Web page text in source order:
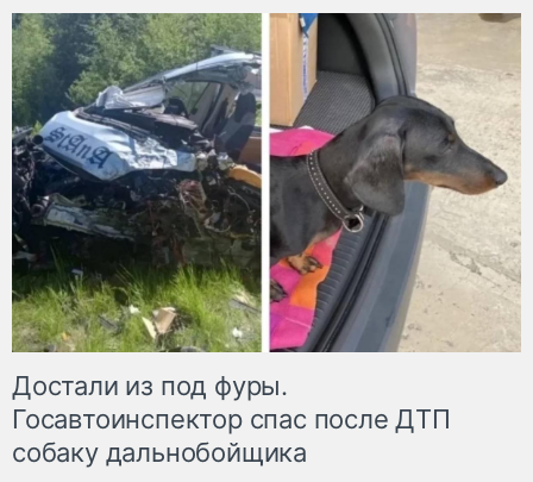
Достали из под фуры.
Госавтоинспектор спас после ДТП
собаку дальнобойщика